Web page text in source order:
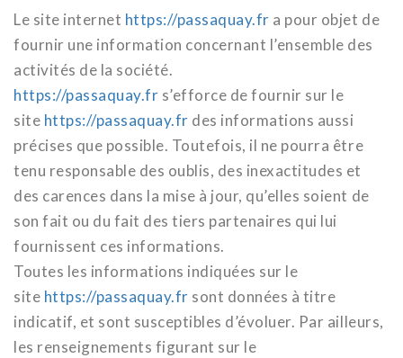
Le site internet https://passaquay.fr a pour objet de
fournir une information concernant l’ensemble des
activités de la société.
https://passaquay.fr s’efforce de fournir sur le
site https://passaquay.fr des informations aussi
précises que possible. Toutefois, il ne pourra être
tenu responsable des oublis, des inexactitudes et
des carences dans la mise à jour, qu’elles soient de
son fait ou du fait des tiers partenaires qui lui
fournissent ces informations.
Toutes les informations indiquées sur le
site https://passaquay.fr sont données à titre
indicatif, et sont susceptibles d’évoluer. Par ailleurs,
les renseignements figurant sur le